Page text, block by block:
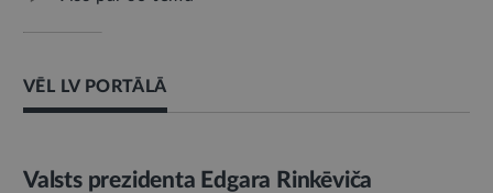
VĒL LV PORTĀLĀ
AMATPERSONAS RUNA
Valsts prezidenta Edgara Rinkēviča